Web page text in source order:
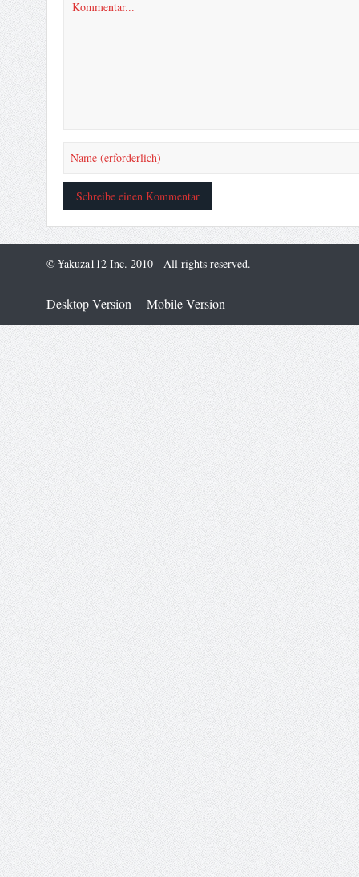
© ¥akuza112 Inc. 2010 - All rights reserved.
Desktop Version Mobile Version